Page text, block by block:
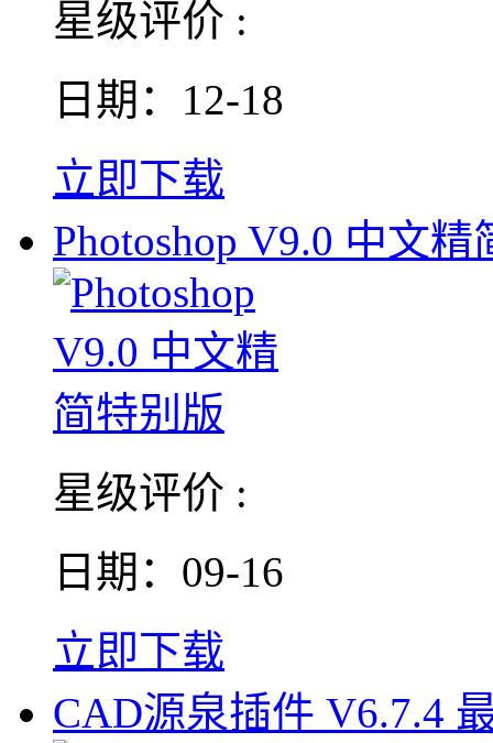
星级评价 :
日期：12-18
立即下载
Photoshop V9.0 中文精
星级评价 :
日期：09-16
立即下载
CAD源泉插件 V6.7.4